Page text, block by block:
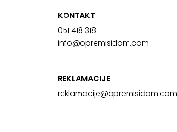
KONTAKT
051 418 318
info@opremisidom.com
REKLAMACIJE
reklamacije@opremisidom.com